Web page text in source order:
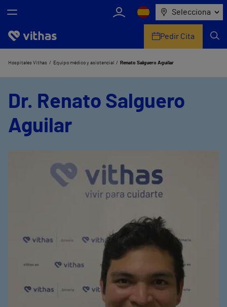
Selecciona
Nosotros
Equipo médico y asistencial
Pedir Cita
Hospitales Vithas Equipo médico y asistencial Renato Salguero Aguilar
Dr. Renato Salguero
Aguilar